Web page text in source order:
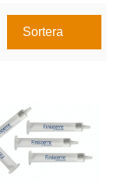
Sortera